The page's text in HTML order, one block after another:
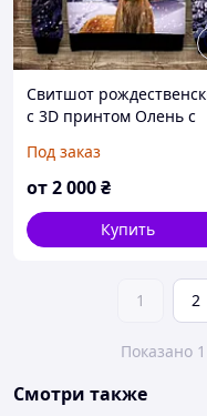
Свитшот
с 3D принтом Олень с
Клауса Взрослые и
детские размеры
Под заказ
от2 000₴
Купить
1 2
Показано
Смотри также